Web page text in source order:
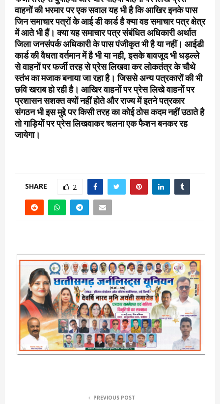
वाहनों की भरमार पर एक सवाल यह भी है कि आखिर इनके पास
जिन समाचार पत्रों के आई डी कार्ड है क्या वह समाचार पत्र क्षेत्र
में आते भी हैं। क्या यह समाचार पत्र संबंधित अधिकारी अर्थात
जिला जनसंपर्क अधिकारी के पास पंजीकृत भी है या नहीं। आईडी
कार्ड की वैधता वर्तमान में है भी या नही, इसके बावजूद भी धड़ल्ले
से वाहनों पर फर्जी तरह से प्रेस लिखवा कर लोकतंत्र के चौथे
स्तंभ का मजाक बनाया जा रहा है। जिससे अन्य पत्रकारों की भी
छवि खराब हो रही है। आखिर वाहनों पर प्रेस लिखे वाहनों पर
प्रशासन सशक्त क्यों नहीं होते और राज्य में इतने पत्रकार
संगठन भी इस मुद्दे पर किसी तरह का कोई ठोस कदम नहीं उठाते है
तो गाड़ियों पर प्रेस लिखवाकर चलना एक फैशन बनकर रह
जायेगा।
SHARE 2
PREVIOUS POST